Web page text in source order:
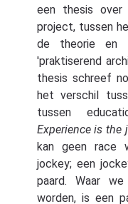
een thesis
project, tussen
de theorie en
'praktiserend
thesis schreef
het verschil
tussen
Experience is the
kan geen race
jockey; een
paard. Waar
worden, is een